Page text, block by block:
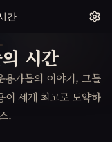
간
시간
용가들의 이야기, 그들
이 세계 최고로 도약하
.